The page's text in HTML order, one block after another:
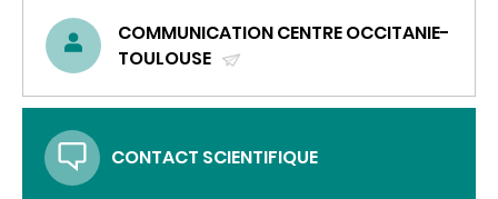
COMMUNICATION CENTRE OCCITANIE-
TOULOUSE
UN
CONTACT SCIENTIFIQUE